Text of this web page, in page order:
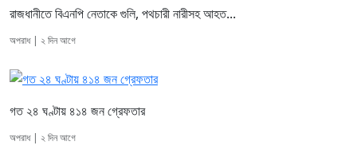
রাজধানীতে বিএনপি নেতাকে গুলি, পথচারী নারীসহ আহত...
অপরাধ | ২ দিন আগে
গত ২৪ ঘণ্টায় ৪১৪ জন গ্রেফতার
অপরাধ | ২ দিন আগে